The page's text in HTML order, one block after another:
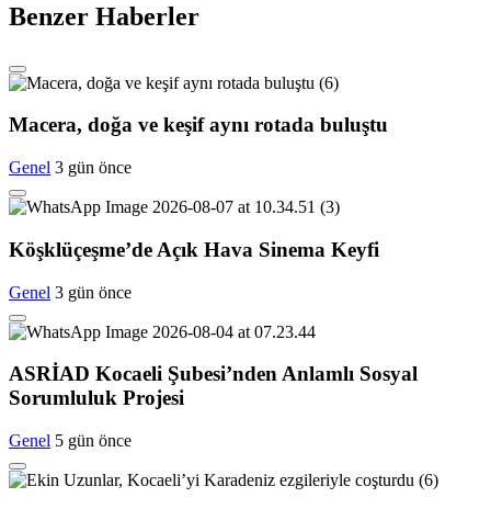
Benzer Haberler
Macera, doğa ve keşif aynı rotada buluştu
Genel 3 gün önce
Köşklüçeşme’de Açık Hava Sinema Keyfi
Genel 3 gün önce
ASRİAD Kocaeli Şubesi’nden Anlamlı Sosyal
Sorumluluk Projesi
Genel 5 gün önce